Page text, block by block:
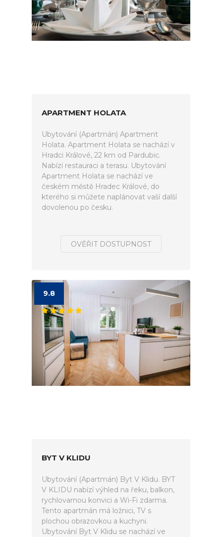
APARTMENT HOLATA
Ubytování (Apartmán) Apartment
Holata. Apartment Holata se nachází v
Hradci Králové, 22 km od Pardubic.
Nabízí restauraci a terasu. Ubytování
Apartment Holata se nachází ve
českém městě Hradec Králové, do
kterého si můžete naplánovat vaší další
dovolenou po česku.
OVĚŘIT DOSTUPNOST
9.8
BYT V KLIDU
Ubytování (Apartmán) Byt V Klidu. BYT
V KLIDU nabízí výhled na řeku, balkon,
rychlovarnou konvici a Wi-Fi zdarma.
Tento apartmán má ložnici, TV s
plochou obrazovkou a kuchyni.
Ubytování Byt V Klidu se nachází ve